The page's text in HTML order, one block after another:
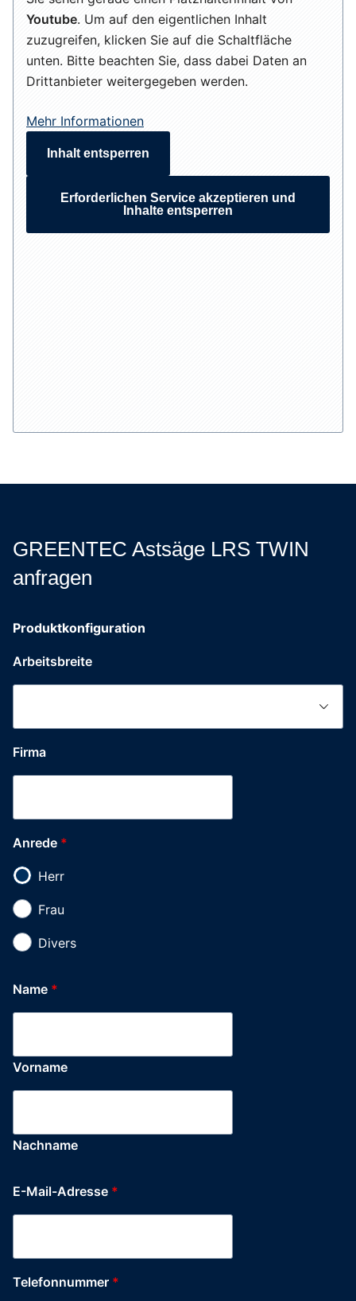
Youtube. Um auf den eigentlichen Inhalt
zuzugreifen, klicken Sie auf die Schaltfläche
unten. Bitte beachten Sie, dass dabei Daten an
Drittanbieter weitergegeben werden.
Mehr Informationen
Inhalt entsperren
Erforderlichen Service akzeptieren und
Inhalte entsperren
GREENTEC Astsäge LRS TWIN
anfragen
Produktkonfiguration
Arbeitsbreite
Firma
Anrede *
Herr
Frau
Divers
Name *
Vorname
Nachname
E-Mail-Adresse *
DSGVO-
Telefonnummer *